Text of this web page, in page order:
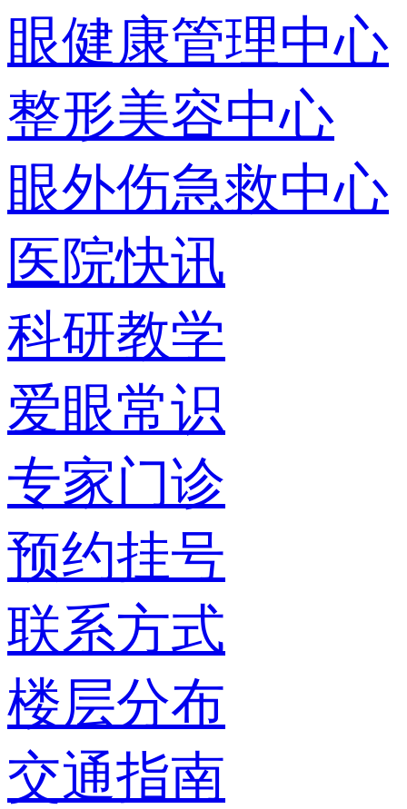
眼健康管理中心
整形美容中心
眼外伤急救中心
医院快讯
科研教学
爱眼常识
专家门诊
预约挂号
联系方式
楼层分布
交通指南